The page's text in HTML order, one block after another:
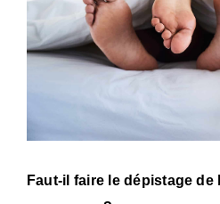
Faut-il faire le dépistage de